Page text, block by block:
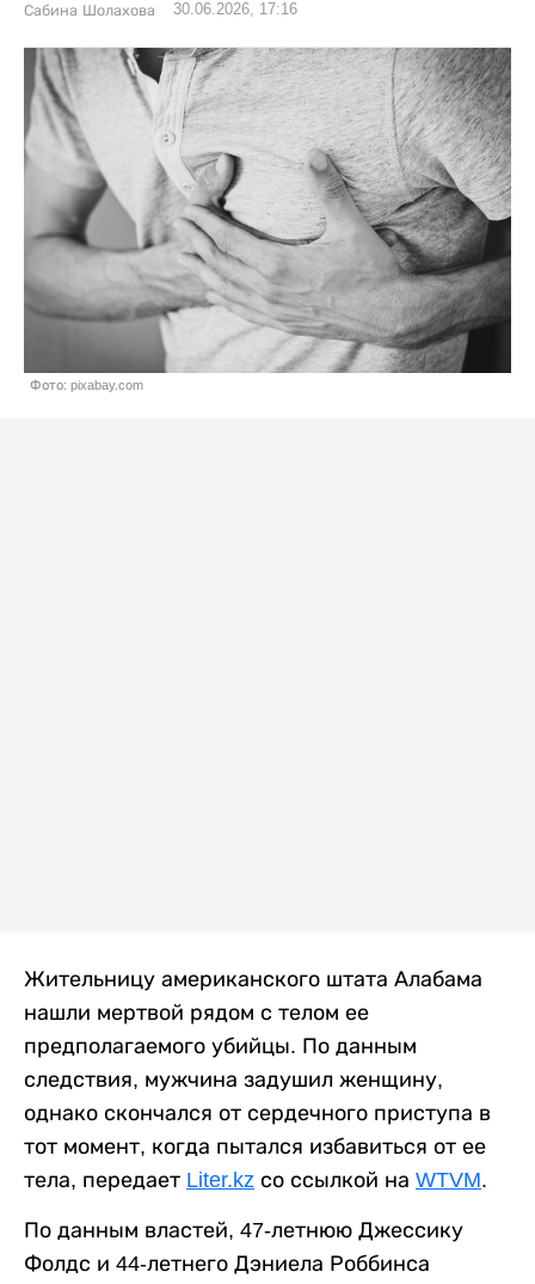
Сабина Шолахова 30.06.2026, 17:16
Фото: pixabay.com
Жительницу американского штата Алабама
нашли мертвой рядом с телом ее
предполагаемого убийцы. По данным
следствия, мужчина задушил женщину,
однако скончался от сердечного приступа в
тот момент, когда пытался избавиться от ее
тела, передает Liter.kz со ссылкой на WTVM.
По данным властей, 47-летнюю Джессику
Фолдс и 44-летнего Дэниела Роббинса